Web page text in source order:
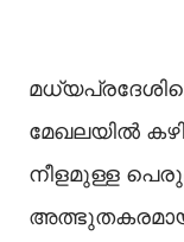
മേഖലയില്‍
നീളമുള്ള